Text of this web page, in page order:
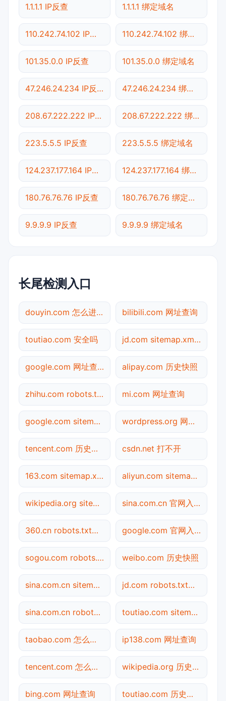
1.1.1.1 IP反查 1.1.1.1 绑定域名
110.242.74.102 IP反查 110.242.74.102 绑定域名
101.35.0.0 IP反查 101.35.0.0 绑定域名
47.246.24.234 IP反查 47.246.24.234 绑定域名
208.67.222.222 IP反查 208.67.222.222 绑定域名
223.5.5.5 IP反查 223.5.5.5 绑定域名
124.237.177.164 IP反查 124.237.177.164 绑定域名
180.76.76.76 IP反查 180.76.76.76 绑定域名
9.9.9.9 IP反查 9.9.9.9 绑定域名
长尾检测入口
douyin.com 怎么进入 bilibili.com 网址查询
toutiao.com 安全吗 jd.com sitemap.xml检测
google.com 网址查询 alipay.com 历史快照
zhihu.com robots.txt检测 mi.com 网址查询
google.com sitemap.xml检测 wordpress.org 网址查询
tencent.com 历史快照 csdn.net 打不开
163.com sitemap.xml检测 aliyun.com sitemap.xml检测
wikipedia.org sitemap.xml检测 sina.com.cn 官网入口
360.cn robots.txt检测 google.com 官网入口
sogou.com robots.txt检测 weibo.com 历史快照
sina.com.cn sitemap.xml检测 jd.com robots.txt检测
sina.com.cn robots.txt检测 toutiao.com sitemap.xml检测
taobao.com 怎么进入 ip138.com 网址查询
tencent.com 怎么进入 wikipedia.org 历史快照
bing.com 网址查询 toutiao.com 历史快照